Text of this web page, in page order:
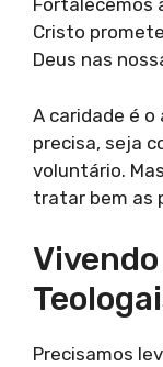
Fortalecemos
Cristo
Deus nas
A caridade é o
precisa, seja
voluntário.
tratar bem as
Precisamos